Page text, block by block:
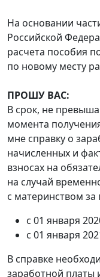
На основании
Российской
расчета пособия
по новому месту
ПРОШУ ВАС:
В срок, не
момента
мне справку о
начисленных и
взносах на
на случай
с материнством
с 01 января
с 01 января
В справке
заработной платы